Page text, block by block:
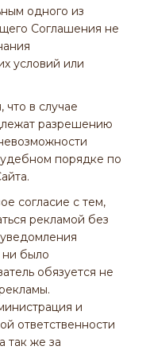
одного из
Соглашения не
условий или
что в случае
разрешению
порядке по
согласие с тем,
рекламой без
ни было
обязуется не
и
ответственности
так же за